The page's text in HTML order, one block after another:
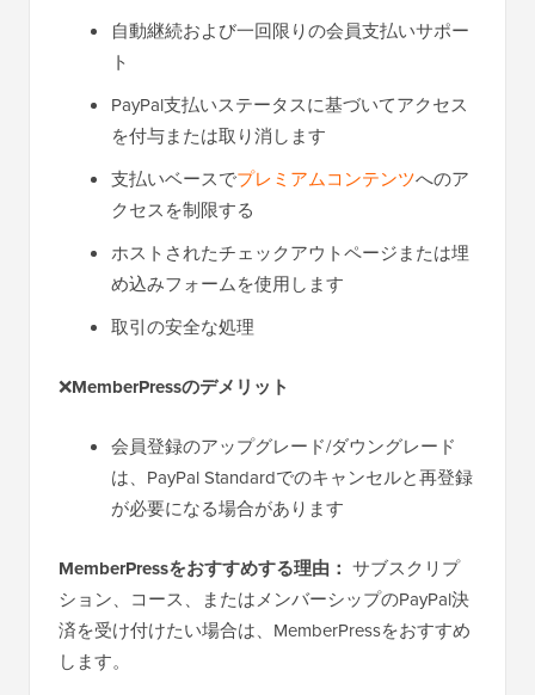
自動継続および一回限りの会員支払いサポー
ト
PayPal支払いステータスに基づいてアクセス
を付与または取り消します
支払いベースでプレミアムコンテンツへのア
クセスを制限する
ホストされたチェックアウトページまたは埋
め込みフォームを使用します
取引の安全な処理
❌MemberPressのデメリット
会員登録のアップグレード/ダウングレード
は、PayPal Standardでのキャンセルと再登録
が必要になる場合があります
MemberPressをおすすめする理由： サブスクリプ
ション、コース、またはメンバーシップのPayPal決
済を受け付けたい場合は、MemberPressをおすすめ
します。